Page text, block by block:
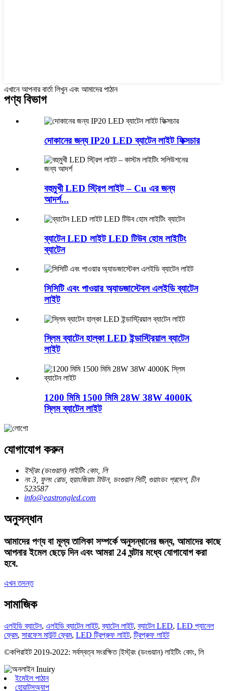
এখানে আপনার বার্তা লিখুন এবং আমাদের পাঠান
পণ্য বিভাগ
দোকানের জন্য IP20 LED ব্যাটেন লাইট ফিক্সচার
বহুমুখী LED স্ট্রিপ লাইট – Cu এর জন্য
আদর্শ...
ব্যাটেন LED লাইট LED টিউব হোম লাইটিং
ব্যাটেন
সিসিটি এবং পাওয়ার অ্যাডজাস্টেবল এলইডি ব্যাটেন
লাইট
স্লিম ব্যাটেন হাল্কা LED ইন্ডাস্ট্রিয়াল ব্যাটেন
লাইট
1200 মিমি 1500 মিমি 28W 38W 4000K
স্লিম ব্যাটেন লাইট
যোগাযোগ করুন
ইস্ট্রং (ডংগুয়ান) লাইটিং কোং, লি
নং 3, ফুলং রোড, হুয়াংজিয়াং টাউন, ডংগুয়ান সিটি, গুয়াংডং প্রদেশ, চীন
523587
info@eastrongled.com
অনুসন্ধান
আমাদের পণ্য বা মূল্য তালিকা সম্পর্কে অনুসন্ধানের জন্য, আমাদের কাছে
আপনার ইমেল ছেড়ে দিন এবং আমরা 24 ঘন্টার মধ্যে যোগাযোগ করা
হবে.
এখন তদন্ত
সামাজিক
এলইডি ব্যাটেন, এলইডি ব্যাটেন লাইট,ব্যাটেন লাইট,ব্যাটেন LED, LED প্যানেল
ফ্রেম, সারফেস মাউন্ট ফ্রেম, LED ট্রিপ্রুফ লাইট, ট্রিপ্রুফ লাইট
©কপিরাইট 2019-2022: সর্বস্বত্ব সংরক্ষিত |ইস্ট্রং (ডংগুয়ান) লাইটিং কোং, লি
ইমেইল পাঠান
হোয়াটসঅ্যাপ